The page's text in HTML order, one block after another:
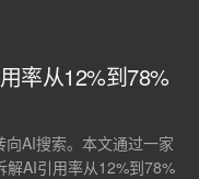
率从12%到78%
AI搜索。本文通过一家
解AI引用率从12%到78%